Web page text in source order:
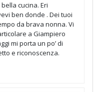
cucina. Eri
ben donde . Dei tuoi
da brava nonna. Vi
a Giampiero
mi porta un po’ di
e riconoscenza.